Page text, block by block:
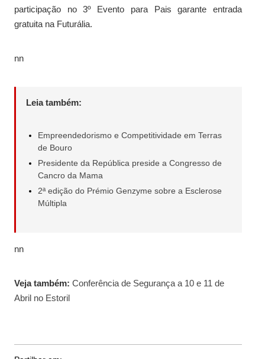
participação no 3º Evento para Pais garante entrada
gratuita na Futurália.
nn
Leia também:
Empreendedorismo e Competitividade em Terras
de Bouro
Presidente da República preside a Congresso de
Cancro da Mama
2ª edição do Prémio Genzyme sobre a Esclerose
Múltipla
nn
Veja também: Conferência de Segurança a 10 e 11 de
Abril no Estoril